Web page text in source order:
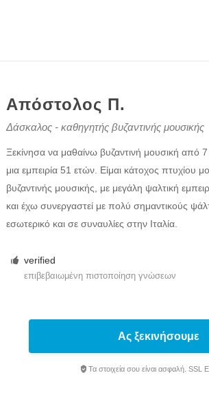
Απόστολος Π.
Δάσκαλος - καθηγητής βυζαντινής μουσικής
Ξεκίνησα να μαθαίνω βυζαντινή μουσική
μια εμπειρία 51 ετών. Είμαι κάτοχος πτυχίου
βυζαντινής μουσικής, με μεγάλη ψαλτική
και έχω συνεργαστεί με πολύ σημαντικούς
εσωτερικό και σε συναυλίες στην Ιταλία.
verified
επιβεβαιωμένη πιστοποίηση γνώσεων
Ας ξεκινήσουμε
Τα στοιχεία σου είναι ασφαλή. SSL